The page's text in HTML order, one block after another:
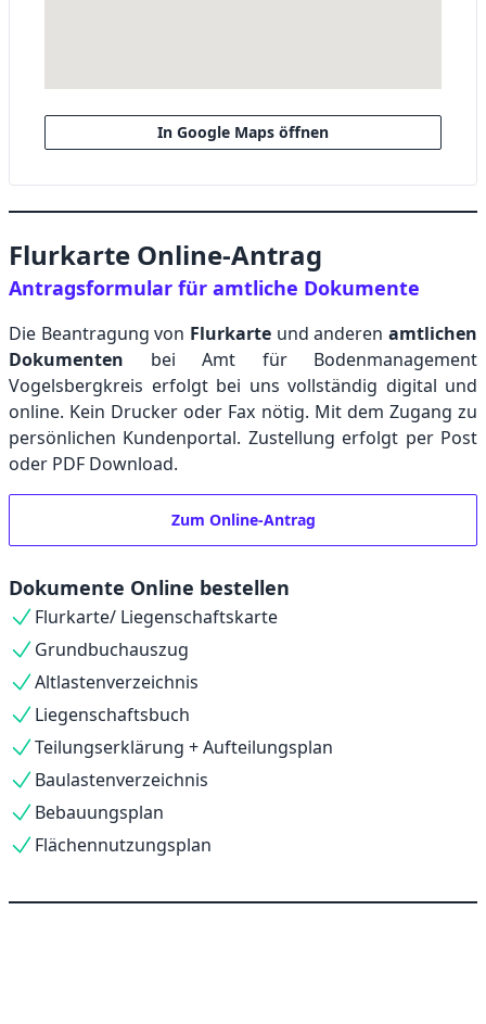
In Google Maps öffnen
Flurkarte Online-Antrag
Antragsformular für amtliche Dokumente
Die Beantragung von Flurkarte und anderen amtlichen
Dokumenten bei Amt für Bodenmanagement
Vogelsbergkreis erfolgt bei uns vollständig digital und
online. Kein Drucker oder Fax nötig. Mit dem Zugang zu
persönlichen Kundenportal. Zustellung erfolgt per Post
oder PDF Download.
Zum Online-Antrag
Dokumente Online bestellen
Flurkarte/ Liegenschaftskarte
Grundbuchauszug
Altlastenverzeichnis
Liegenschaftsbuch
Teilungserklärung + Aufteilungsplan
Baulastenverzeichnis
Bebauungsplan
Flächennutzungsplan